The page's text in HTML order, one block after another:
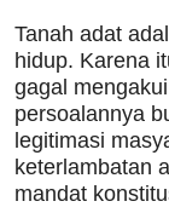
Tanah adat
hidup. Karena
gagal
persoalannya
legitimasi
keterlambatan
mandat